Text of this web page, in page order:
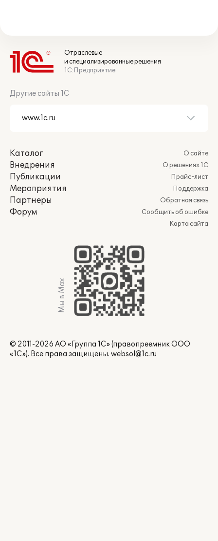
Отраслевые
и специализированные решения
1С:Предприятие
Другие сайты 1С
Каталог
Внедрения
Публикации
Мероприятия
Партнеры
Форум
О сайте
О решениях 1С
Прайс-лист
Поддержка
Обратная связь
Сообщить об ошибке
Карта сайта
Мы в Max
© 2011-2026 АО «Группа 1С» (правопреемник ООО
«1С»). Все права защищены. websol@1c.ru